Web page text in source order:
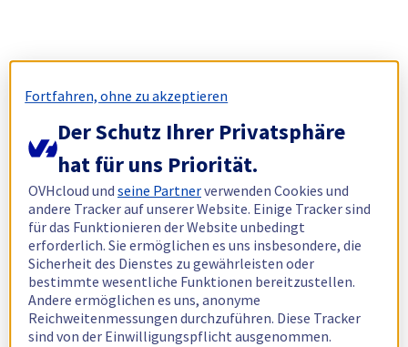
Fortfahren, ohne zu akzeptieren
Der Schutz Ihrer Privatsphäre
hat für uns Priorität.
OVHcloud undseine Partnerverwenden Cookies und
andere Tracker auf unserer Website. Einige Tracker sind
für das Funktionieren der Website unbedingt
erforderlich. Sie ermöglichen es uns insbesondere, die
Sicherheit des Dienstes zu gewährleisten oder
bestimmte wesentliche Funktionen bereitzustellen.
Andere ermöglichen es uns, anonyme
Reichweitenmessungen durchzuführen. Diese Tracker
sind von der Einwilligungspflicht ausgenommen.